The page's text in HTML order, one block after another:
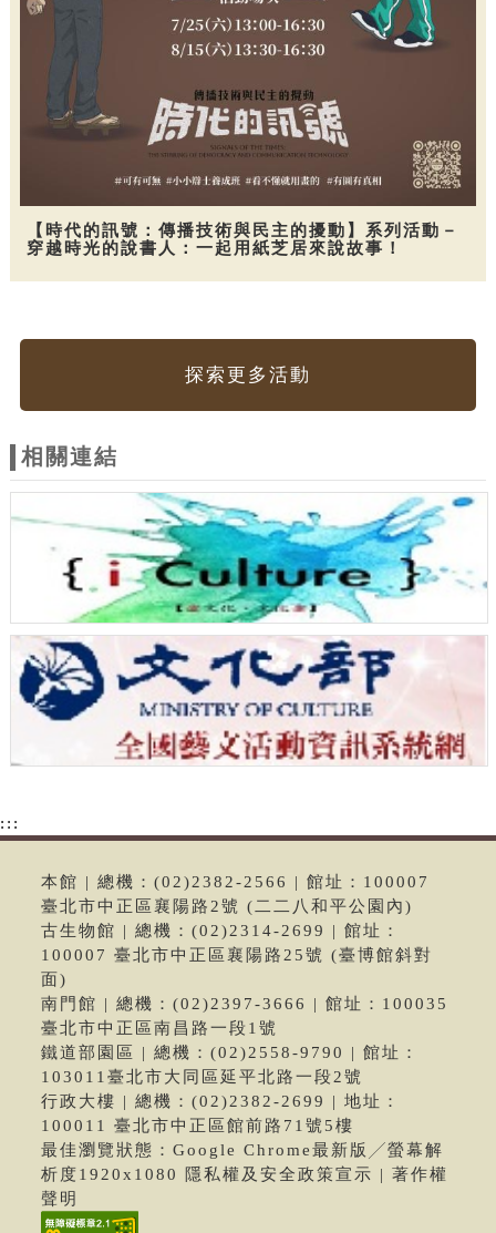
【時代的訊號：傳播技術與民主的擾動】系列活動－
穿越時光的說書人：一起用紙芝居來說故事！
探索更多活動
相關連結
:::
本館 | 總機：(02)2382-2566 | 館址：100007
臺北市中正區襄陽路2號 (二二八和平公園內)
古生物館 | 總機：(02)2314-2699 | 館址：
100007 臺北市中正區襄陽路25號 (臺博館斜對
面)
南門館 | 總機：(02)2397-3666 | 館址：100035
臺北市中正區南昌路一段1號
鐵道部園區 | 總機：(02)2558-9790 | 館址：
103011臺北市大同區延平北路一段2號
行政大樓 | 總機：(02)2382-2699 | 地址：
100011 臺北市中正區館前路71號5樓
最佳瀏覽狀態：Google Chrome最新版╱螢幕解
析度1920x1080 隱私權及安全政策宣示 | 著作權
聲明